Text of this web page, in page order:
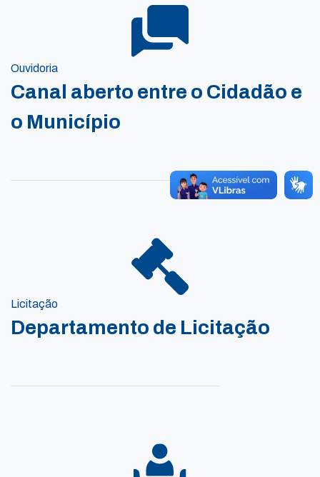
Ouvidoria
Canal aberto entre o Cidadão e
o Município
Licitação
Departamento de Licitação